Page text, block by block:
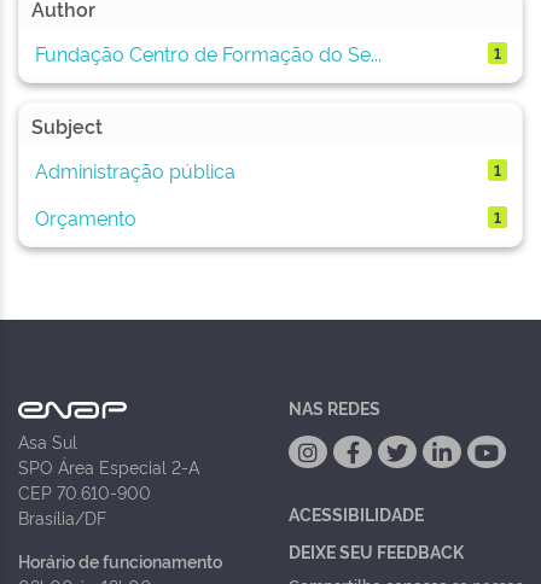
Author
Fundação Centro de Formação do Se...
1
Subject
Administração pública
1
Orçamento 1
Asa Sul
SPO Área Especial 2-A
CEP 70.610-900
Brasília/DF
Horário de funcionamento
NAS REDES
ACESSIBILIDADE
DEIXE SEU FEEDBACK